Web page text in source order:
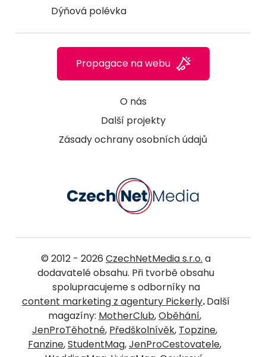
Dýňová polévka
O nás
Další projekty
Zásady ochrany osobních údajů
Propagace na webu
© 2012 - 2026 CzechNetMedia s.r.o. a
dodavatelé obsahu. Při tvorbě obsahu
spolupracujeme s odborníky na
content marketing z agentury Pickerly.Další
magazíny: MotherClub,Oběhání,
JenProTěhotné, Předškolnívěk, Topzine,
Fanzine,StudentMag,JenProCestovatele,